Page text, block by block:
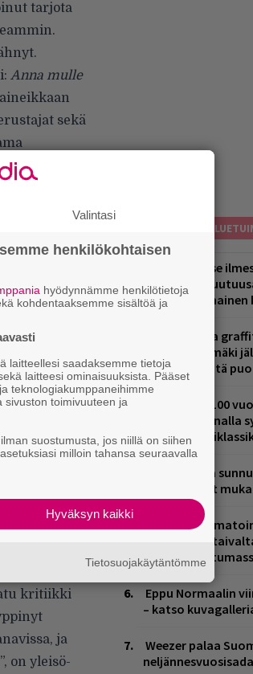
tarjota
Anna mulle
sekä
kritiikki
ja
on yleisö-
Huomenna se
A.W. Yrjänän
mammuttimainen
Laittomasta
Paavo Arhinmäki
kädessä – näitä
Valtava Yle 100
Veikkaus Arenalla
myös
Tampereella
nämä artistit
Mainio
10-vuotista
Eppu Normaalin
– katso
Weezer palaa
Valintasi
henkilökohtaisen
hyödynnämme henkilötietoja
kohdentaaksemme sisältöä ja
laitteellesi saadaksemme tietoja
laitteesi ominaisuuksista. Pääset
teknologiakumppaneihimme
sivuston toimivuuteen ja
suostumusta, jos niillä on siihen
milloin tahansa seuraavalla
Hyväksyn kaikki
Tietosuojakäytäntömme